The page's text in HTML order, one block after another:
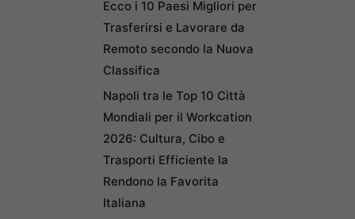
Ecco i 10 Paesi Migliori per
Trasferirsi e Lavorare da
Remoto secondo la Nuova
Classifica
Napoli tra le Top 10 Città
Mondiali per il Workcation
2026: Cultura, Cibo e
Trasporti Efficiente la
Rendono la Favorita
Italiana